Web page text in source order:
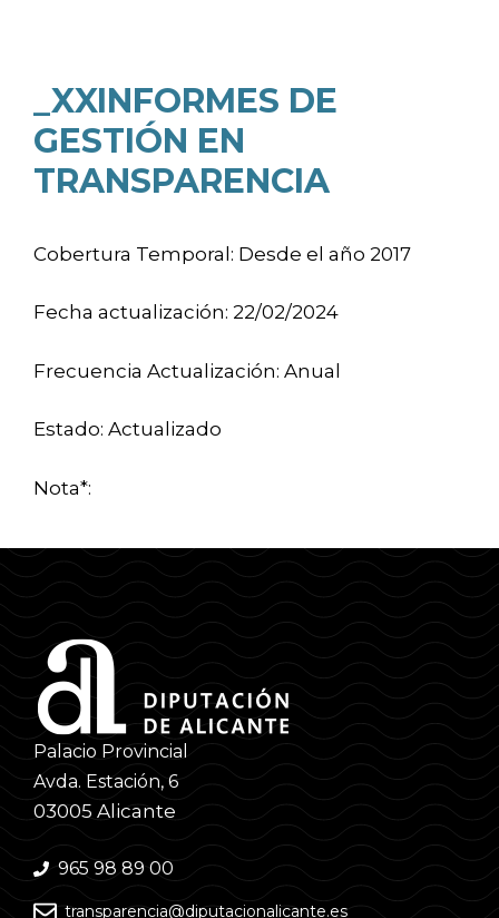
_XXINFORMES DE
GESTIÓN EN
TRANSPARENCIA
Cobertura Temporal: Desde el año 2017
Fecha actualización: 22/02/2024
Frecuencia Actualización: Anual
Estado: Actualizado
Nota*:
Palacio Provincial
Avda. Estación, 6
03005 Alicante
965 98 89 00
transparencia@diputacionalicante.es